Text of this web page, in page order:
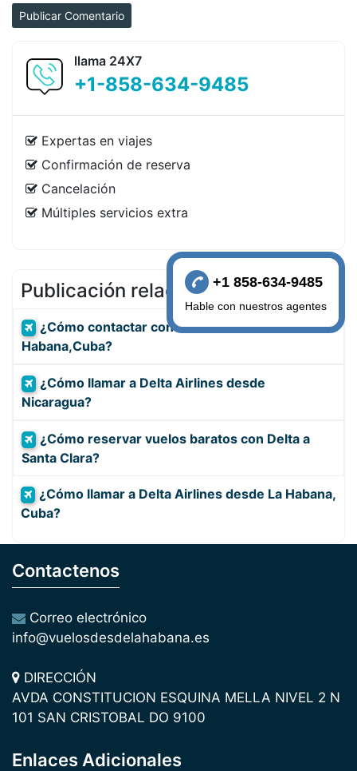
Publicar Comentario
llama 24X7
+1-858-634-9485
Expertas en viajes
Confirmación de reserva
Cancelación
Múltiples servicios extra
Publicación relacionada
¿Cómo contactar con Delta Airlines desde la
Habana,Cuba?
¿Cómo llamar a Delta Airlines desde
Nicaragua?
¿Cómo reservar vuelos baratos con Delta a
Santa Clara?
¿Cómo llamar a Delta Airlines desde La Habana,
Cuba?
+1 858-634-9485
Hable con nuestros agentes
Contactenos
Correo electrónico
info@vuelosdesdelahabana.es
DIRECCIÓN
AVDA CONSTITUCION ESQUINA MELLA NIVEL 2 N
101 SAN CRISTOBAL DO 9100
Enlaces Adicionales